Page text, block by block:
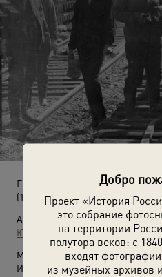
Добро
Проект «История
это собрание
на территории
полутора веков: с
входят
из музейных архивов
Группа девушек на
(1974 год)
Автор:
Юрий Садовников
Место съемки:
Иркутская обл.